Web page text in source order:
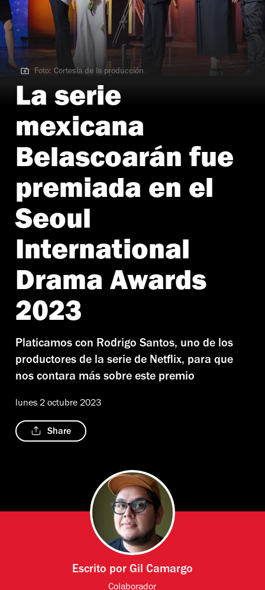
Foto: Cortesía de la producción
Foto: Cortesía de la producción
La serie
mexicana
Belascoarán fue
premiada en el
Seoul
International
Drama Awards
2023
Platicamos con Rodrigo Santos, uno de los
productores de la serie de Netflix, para que
nos contara más sobre este premio
lunes 2 octubre 2023
Share
Escrito por Gil Camargo
Colaborador